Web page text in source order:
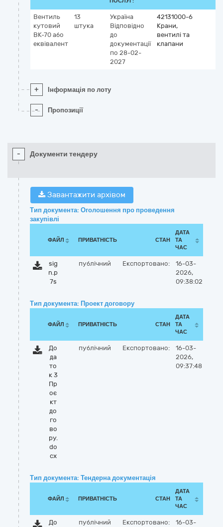
Вентиль
кутовий
ВК-70 або
еквівалент
13
штука
Україна
Відповідно
до
документації
по 28-02-
2027
42131000-6
Крани,
вентилі та
клапани
+ Інформація по лоту
- Пропозиції
- Документи тендеру
Завантажити архівом
Тип документа: Оголошення про проведення
закупівлі
ФАЙЛ ПРИВАТНІСТЬ СТАН
ДАТА
ТА
ЧАС
sig
n.p
7s
публічний Експортовано:
16-03-
2026,
09:38:02
Тип документа: Проект договору
ФАЙЛ ПРИВАТНІСТЬ СТАН
ДАТА
ТА
ЧАС
До
да
то
к 3
Пр
оє
кт
до
го
во
ру.
do
cx
публічний Експортовано:
16-03-
2026,
09:37:48
Тип документа: Тендерна документація
ФАЙЛ ПРИВАТНІСТЬ СТАН
ДАТА
ТА
ЧАС
До
публічний Експортовано:
16-03-